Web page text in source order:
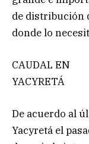
de distribución
donde lo
CAUDAL EN
YACYRETÁ
De acuerdo al
Yacyretá el